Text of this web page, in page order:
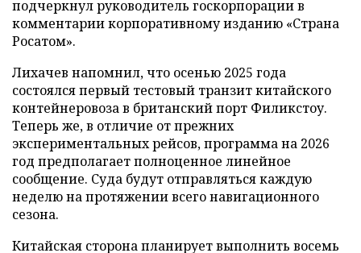
подчеркнул руководитель госкорпорации в
комментарии корпоративному изданию «Страна
Росатом».
Лихачев напомнил, что осенью 2025 года
состоялся первый тестовый транзит китайского
контейнеровоза в британский порт Филикстоу.
Теперь же, в отличие от прежних
экспериментальных рейсов, программа на 2026
год предполагает полноценное линейное
сообщение. Суда будут отправляться каждую
неделю на протяжении всего навигационного
сезона.
Китайская сторона планирует выполнить восемь